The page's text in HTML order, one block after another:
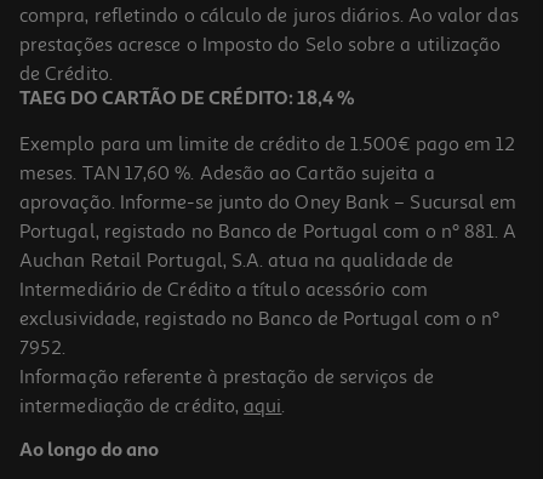
compra, refletindo o cálculo de juros diários. Ao valor das
prestações acresce o Imposto do Selo sobre a utilização
de Crédito.
TAEG DO CARTÃO DE CRÉDITO: 18,4 %
Exemplo para um limite de crédito de 1.500€ pago em 12
meses. TAN 17,60 %. Adesão ao Cartão sujeita a
aprovação. Informe-se junto do Oney Bank – Sucursal em
Portugal, registado no Banco de Portugal com o nº 881. A
Auchan Retail Portugal, S.A. atua na qualidade de
Intermediário de Crédito a título acessório com
exclusividade, registado no Banco de Portugal com o nº
7952.
Informação referente à prestação de serviços de
intermediação de crédito, aqui.
Ao longo do ano